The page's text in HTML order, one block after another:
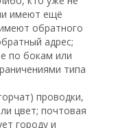
имеют ещё
обратного
адрес;
по бокам или
типа
проводки,
цвет; почтовая
городу и